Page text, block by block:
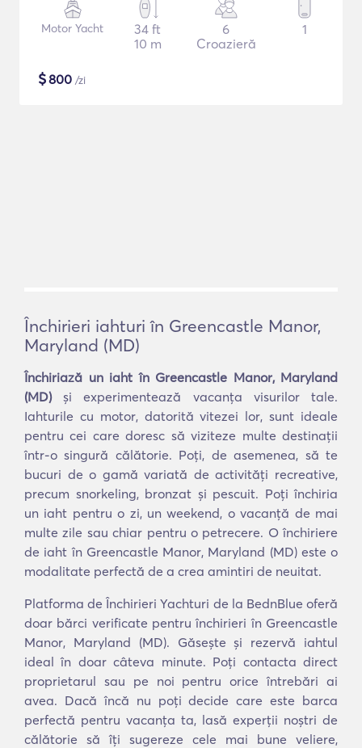
Motor Yacht
34 ft
10 m
6
Croazieră
1
$800 /zi
Închirieri iahturi în Greencastle Manor,
Maryland (MD)
Închiriază un iaht în Greencastle Manor, Maryland
(MD)și experimentează vacanța visurilor tale.
Iahturile cu motor, datorită vitezei lor, sunt ideale
pentru cei care doresc să viziteze multe destinații
într-o singură călătorie. Poți, de asemenea, să te
bucuri de o gamă variată de activități recreative,
precum snorkeling, bronzat și pescuit. Poți închiria
un iaht pentru o zi, un weekend, o vacanță de mai
multe zile sau chiar pentru o petrecere. O închiriere
de iaht în Greencastle Manor, Maryland (MD) este o
modalitate perfectă de a crea amintiri de neuitat.
Platforma de Închirieri Yachturi de la BednBlue oferă
doar bărci verificate pentru închirieri în Greencastle
Manor, Maryland (MD). Găsește și rezervă iahtul
ideal în doar câteva minute. Poți contacta direct
proprietarul sau pe noi pentru orice întrebări ai
avea. Dacă încă nu poți decide care este barca
perfectă pentru vacanța ta, lasă experții noștri de
călătorie să îți sugereze cele mai bune veliere,